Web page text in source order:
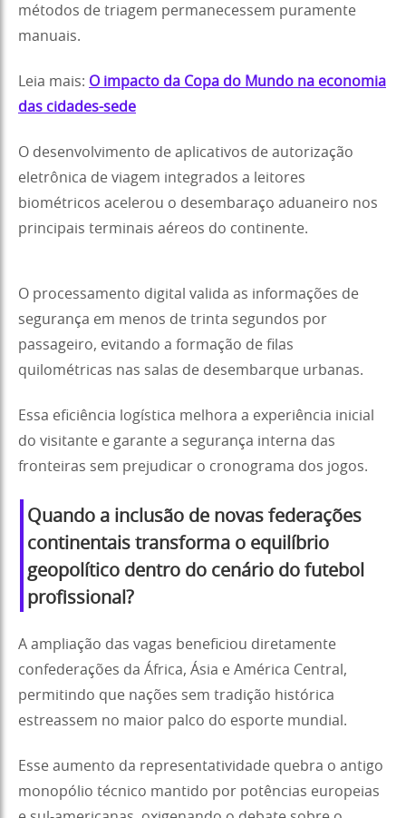
métodos de triagem permanecessem puramente
manuais.
Leia mais: O impacto da Copa do Mundo na economia
das cidades-sede
O desenvolvimento de aplicativos de autorização
eletrônica de viagem integrados a leitores
biométricos acelerou o desembaraço aduaneiro nos
principais terminais aéreos do continente.
O processamento digital valida as informações de
segurança em menos de trinta segundos por
passageiro, evitando a formação de filas
quilométricas nas salas de desembarque urbanas.
Essa eficiência logística melhora a experiência inicial
do visitante e garante a segurança interna das
fronteiras sem prejudicar o cronograma dos jogos.
Quando a inclusão de novas federações
continentais transforma o equilíbrio
geopolítico dentro do cenário do futebol
profissional?
A ampliação das vagas beneficiou diretamente
confederações da África, Ásia e América Central,
permitindo que nações sem tradição histórica
estreassem no maior palco do esporte mundial.
Esse aumento da representatividade quebra o antigo
monopólio técnico mantido por potências europeias